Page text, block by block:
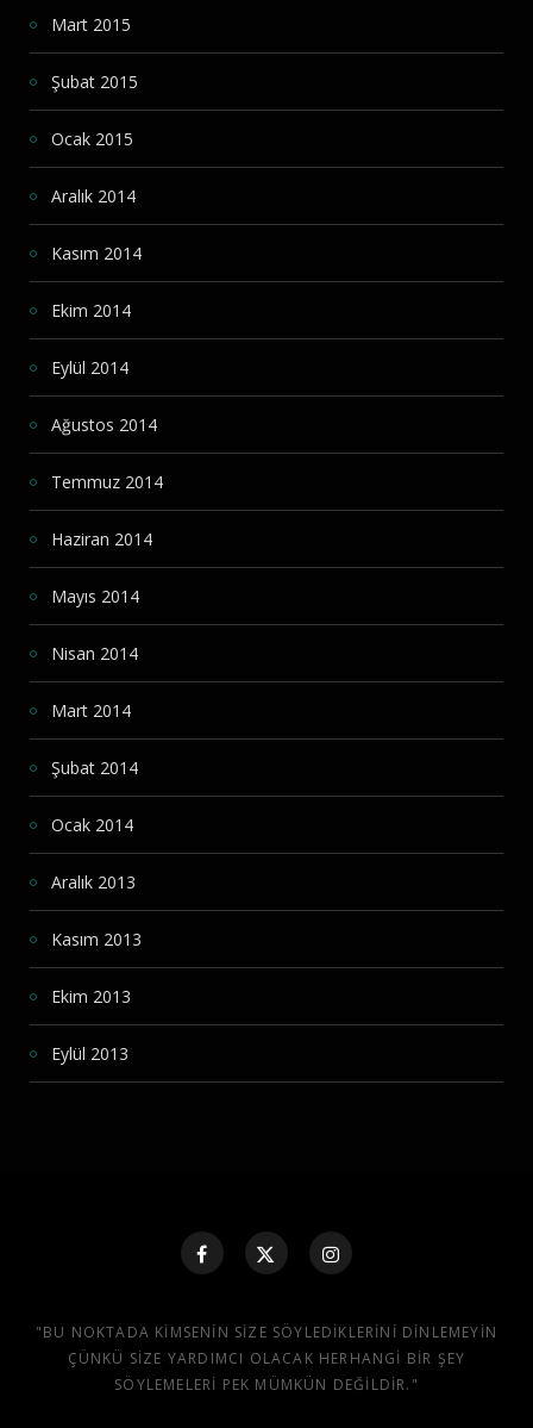
Mart 2015
Şubat 2015
Ocak 2015
Aralık 2014
Kasım 2014
Ekim 2014
Eylül 2014
Ağustos 2014
Temmuz 2014
Haziran 2014
Mayıs 2014
Nisan 2014
Mart 2014
Şubat 2014
Ocak 2014
Aralık 2013
Kasım 2013
Ekim 2013
Eylül 2013
"BU NOKTADA KIMSENIN SIZE SÖYLEDIKLERINI DINLEMEYIN
ÇÜNKÜ SIZE YARDIMCI OLACAK HERHANGI BIR ŞEY
SÖYLEMELERI PEK MÜMKÜN DEĞILDIR."